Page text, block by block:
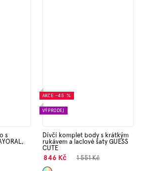
s
AKCE –45 %
VÝPRODEJ
Dívčí komplet body s krátkým
rukávem a laclové šaty GUESS
CUTE
846 Kč 1 551 Kč
Mix